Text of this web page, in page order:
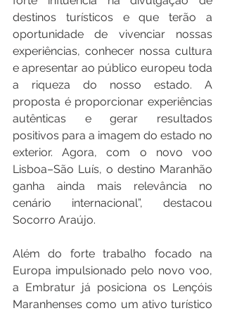
destinos turísticos e que terão a
oportunidade de vivenciar nossas
experiências, conhecer nossa cultura
e apresentar ao público europeu toda
a riqueza do nosso estado. A
proposta é proporcionar experiências
autênticas e gerar resultados
positivos para a imagem do estado no
exterior. Agora, com o novo voo
Lisboa–São Luís, o destino Maranhão
ganha ainda mais relevância no
cenário internacional”, destacou
Socorro Araújo.
Além do forte trabalho focado na
Europa impulsionado pelo novo voo,
a Embratur já posiciona os Lençóis
Maranhenses como um ativo turístico